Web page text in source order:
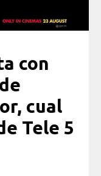
con
cual
Tele 5